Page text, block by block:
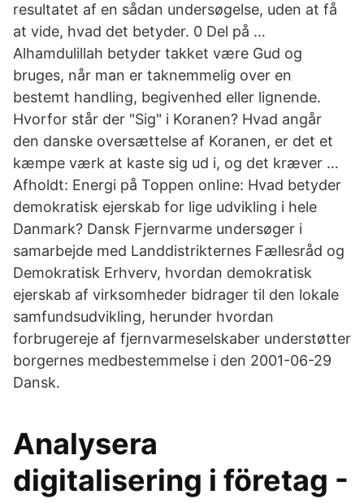
resultatet af en sådan undersøgelse, uden at få
at vide, hvad det betyder. 0 Del på …
Alhamdulillah betyder takket være Gud og
bruges, når man er taknemmelig over en
bestemt handling, begivenhed eller lignende.
Hvorfor står der "Sig" i Koranen? Hvad angår
den danske oversættelse af Koranen, er det et
kæmpe værk at kaste sig ud i, og det kræver …
Afholdt: Energi på Toppen online: Hvad betyder
demokratisk ejerskab for lige udvikling i hele
Danmark? Dansk Fjernvarme undersøger i
samarbejde med Landdistrikternes Fællesråd og
Demokratisk Erhverv, hvordan demokratisk
ejerskab af virksomheder bidrager til den lokale
samfundsudvikling, herunder hvordan
forbrugereje af fjernvarmeselskaber understøtter
borgernes medbestemmelse i den 2001-06-29
Dansk.
Analysera
digitalisering i företag -